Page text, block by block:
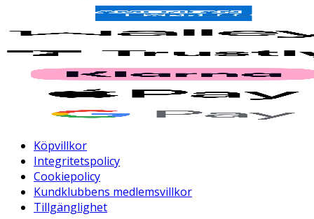
Köpvillkor
Integritetspolicy
Cookiepolicy
Kundklubbens medlemsvillkor
Tillgänglighet